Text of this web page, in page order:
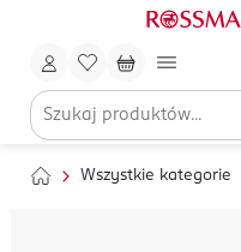
Wszystkie kategorie